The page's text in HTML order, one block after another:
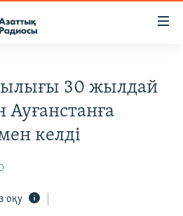
30 жылдай
Ауғанстанға
келді
оқу